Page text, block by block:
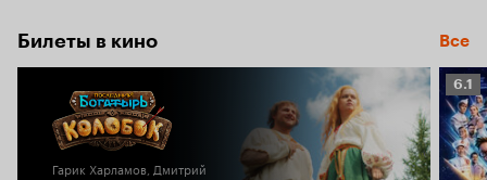
Билеты в кино Все
Гарик Харламов, Дмитрий
6.1
6.1